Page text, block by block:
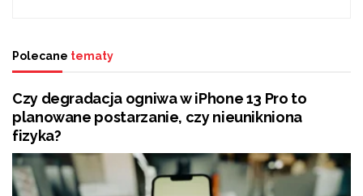
Tags: 20. Biedronka Biedronka
Dyskont
Jeronimo Martins
radom sieć
Polecane tematy
Czy degradacja ogniwa w iPhone 13 Pro to
planowane postarzanie, czy nieunikniona
fizyka?